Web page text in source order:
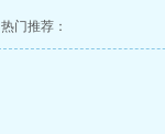
热门推荐：
第